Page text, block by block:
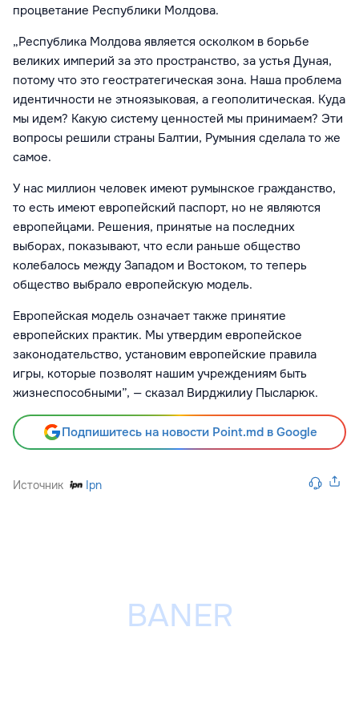
процветание Республики Молдова.
„Республика Молдова является осколком в борьбе
великих империй за это пространство, за устья Дуная,
потому что это геостратегическая зона. Наша проблема
идентичности не этноязыковая, а геополитическая. Куда
мы идем? Какую систему ценностей мы принимаем? Эти
вопросы решили страны Балтии, Румыния сделала то же
самое.
У нас миллион человек имеют румынское гражданство,
то есть имеют европейский паспорт, но не являются
европейцами. Решения, принятые на последних
выборах, показывают, что если раньше общество
колебалось между Западом и Востоком, то теперь
общество выбрало европейскую модель.
Европейская модель означает также принятие
европейских практик. Мы утвердим европейское
законодательство, установим европейские правила
игры, которые позволят нашим учреждениям быть
жизнеспособными”, — сказал Вирджилиу Пысларюк.
Подпишитесь на новости Point.md в Google
Источник Ipn